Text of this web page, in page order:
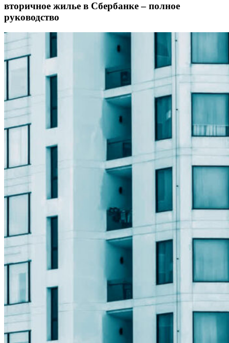
вторичное жилье в Сбербанке – полное
руководство